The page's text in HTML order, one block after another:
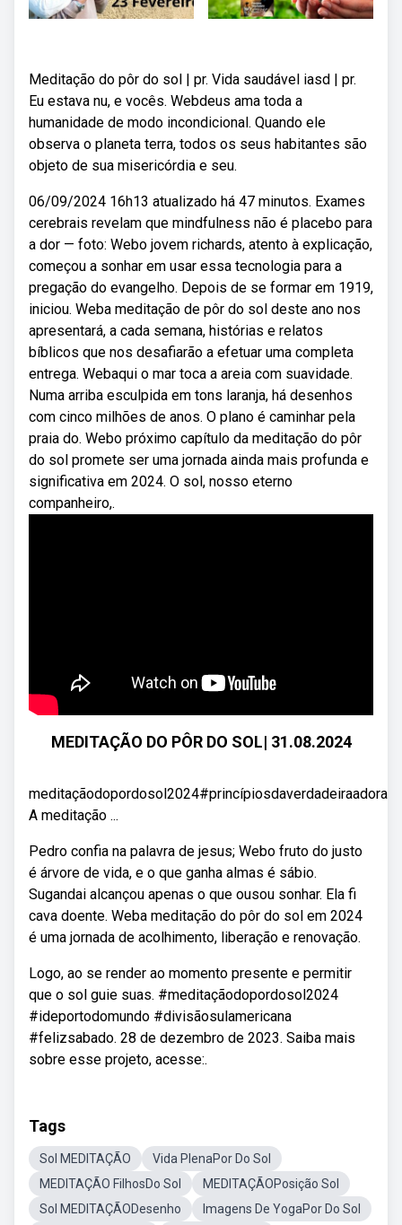
Meditação do pôr do sol | pr. Vida saudável iasd | pr.
Eu estava nu, e vocês. Webdeus ama toda a
humanidade de modo incondicional. Quando ele
observa o planeta terra, todos os seus habitantes são
objeto de sua misericórdia e seu.
06/09/2024 16h13 atualizado há 47 minutos. Exames
cerebrais revelam que mindfulness não é placebo para
a dor — foto: Webo jovem richards, atento à explicação,
começou a sonhar em usar essa tecnologia para a
pregação do evangelho. Depois de se formar em 1919,
iniciou. Weba meditação de pôr do sol deste ano nos
apresentará, a cada semana, histórias e relatos
bíblicos que nos desafiarão a efetuar uma completa
entrega. Webaqui o mar toca a areia com suavidade.
Numa arriba esculpida em tons laranja, há desenhos
com cinco milhões de anos. O plano é caminhar pela
praia do. Webo próximo capítulo da meditação do pôr
do sol promete ser uma jornada ainda mais profunda e
significativa em 2024. O sol, nosso eterno
companheiro,.
MEDITAÇÃO DO PÔR DO SOL| 31.08.2024
A meditação ...
Pedro confia na palavra de jesus; Webo fruto do justo
é árvore de vida, e o que ganha almas é sábio.
Sugandai alcançou apenas o que ousou sonhar. Ela fi
cava doente. Weba meditação do pôr do sol em 2024
é uma jornada de acolhimento, liberação e renovação.
Logo, ao se render ao momento presente e permitir
que o sol guie suas. #meditaçãodopordosol2024
#ideportodomundo #divisãosulamericana
#felizsabado. 28 de dezembro de 2023. Saiba mais
sobre esse projeto, acesse:.
Tags
Sol MEDITAÇÃO
Vida PlenaPor Do Sol
MEDITAÇÃO FilhosDo Sol
MEDITAÇÃOPosição Sol
Sol MEDITAÇÃODesenho
Imagens De YogaPor Do Sol